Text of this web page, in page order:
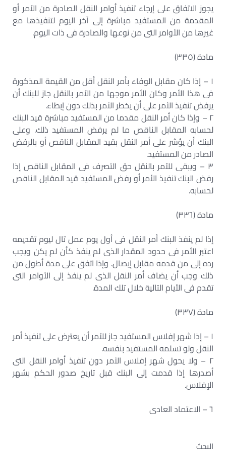
يجوز الاتفاق على إرجاء تنفيذ أوامر النقل الصادرة من الآمر أو
المقدمة من المستفيد مباشرة إلى آخر اليوم لتنفيذها مع
غيرها من الأوامر التى من نوعها والصادرة فى ذات اليوم.
مادة (٣٣٥)
١ – إذا كان مقابل الوفاء بأمر النقل أقل من القيمة المذكورة
فى هذا الأمر وكان الأمر موجها من الآمر بالنقل جاز للبنك أن
يرفض تنفيذ الأمر على أن يخطر الآمر بذلك دون إبطاء.
٢ – وإذا كان أمر النقل مقدما من المستفيد مباشرة قيد البنك
لحسابه المقابل الناقص ما لم يرفض المستفيد ذلك. وعلى
البنك أن يؤشر على أمر النقل بقيد المقابل الناقص أو بالرفض
الصادر من المستفيد.
٣ – ويبقى للآمر بالنقل حق التصرف فى المقابل الناقص إذا
رفض البنك تنفيذ الأمر أو رفض المستفيد قيد المقابل الناقص
لحسابه.
مادة (٣٣٦)
إذا لم ينفذ البنك أمر النقل فى أول يوم عمل تال ليوم تقديمه
اعتبر الأمر فى حدود المقدار الذى لم ينفذ كأن لم يكن ويجب
رده إلى من قدمه مقابل إيصال. وإذا اتفق على مدة أطول من
ذلك وجب أن يضاف أمر النقل الذى لم ينفذ إلى الأوامر التى
تقدم فى الأيام التالية خلال تلك المدة.
مادة (٣٣٧)
١ – إذا شهر إفلاس المستفيد جاز للآمر أن يعترض على تنفيذ أمر
النقل ولو تسلمه المستفيد بنفسه.
٢ – ولا يحول شهر إفلاس الآمر دون تنفيذ أوامر النقل التى
أصدرها إذا قدمت إلى البنك قبل تاريخ صدور الحكم بشهر
الإفلاس.
٦ – الاعتماد العادى